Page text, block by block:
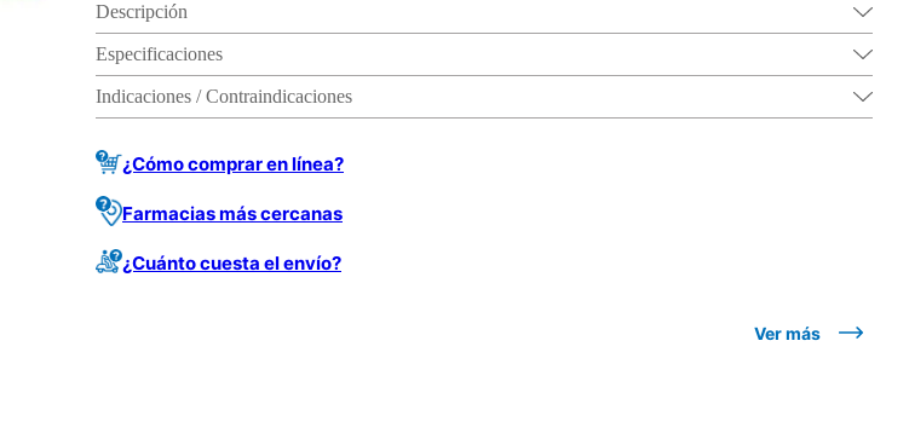
Descripción
Especificaciones
Indicaciones / Contraindicaciones
¿Cómo comprar en línea?
Farmacias más cercanas
¿Cuánto cuesta el envío?
Ver más